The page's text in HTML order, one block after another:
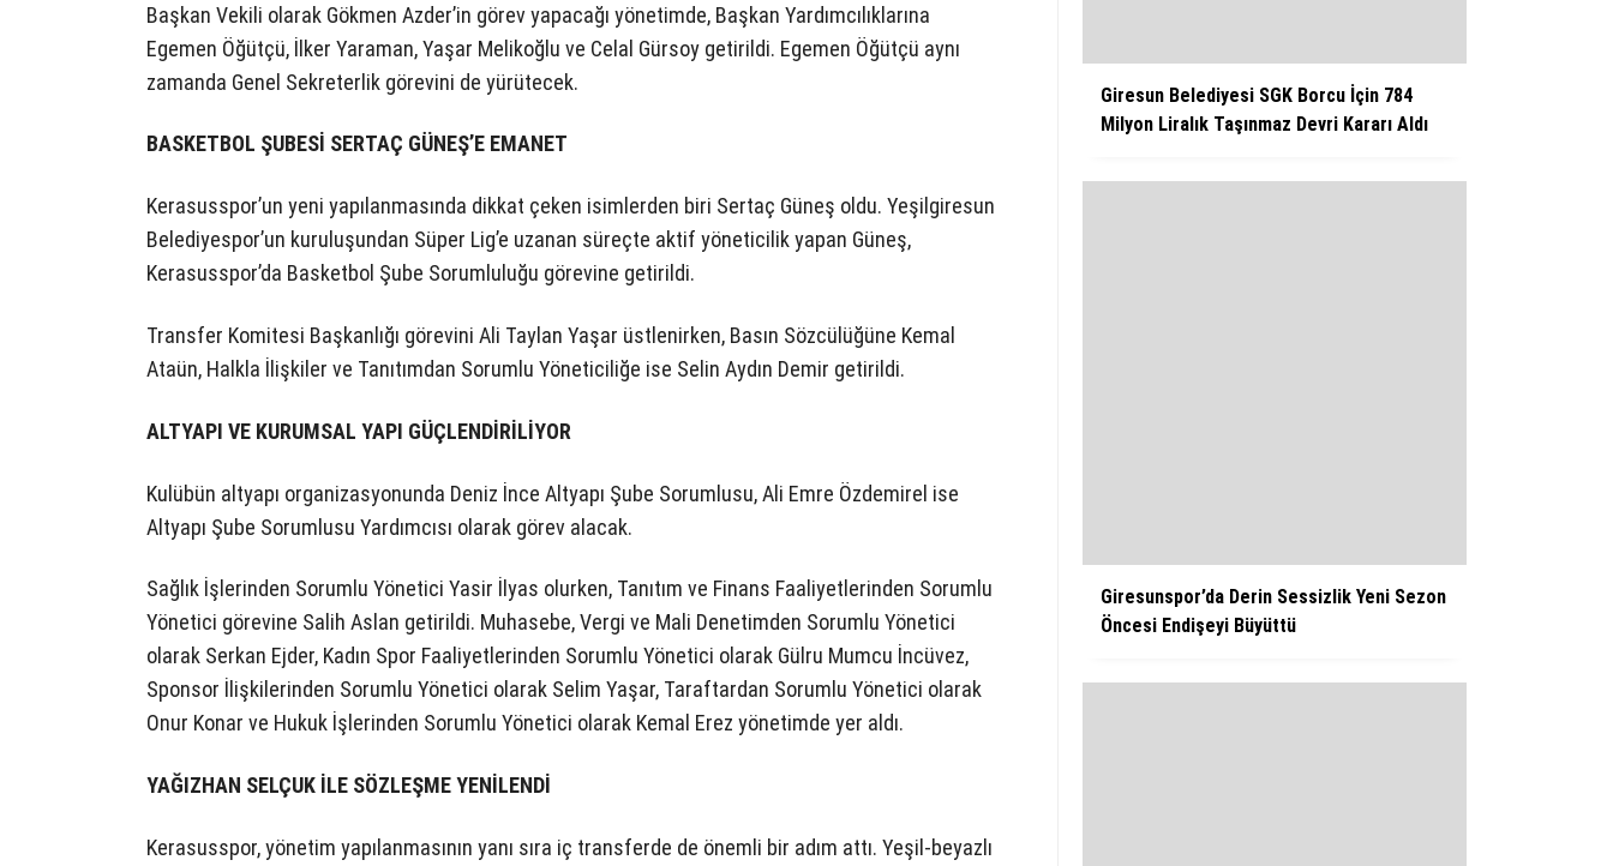
Başkan Vekili olarak Gökmen Azder’in görev yapacağı yönetimde, Başkan Yardımcılıklarına
Egemen Öğütçü, İlker Yaraman, Yaşar Melikoğlu ve Celal Gürsoy getirildi. Egemen Öğütçü aynı
zamanda Genel Sekreterlik görevini de yürütecek.
BASKETBOL ŞUBESİ SERTAÇ GÜNEŞ’E EMANET
Kerasusspor’un yeni yapılanmasında dikkat çeken isimlerden biri Sertaç Güneş oldu. Yeşilgiresun
Belediyespor’un kuruluşundan Süper Lig’e uzanan süreçte aktif yöneticilik yapan Güneş,
Kerasusspor’da Basketbol Şube Sorumluluğu görevine getirildi.
Transfer Komitesi Başkanlığı görevini Ali Taylan Yaşar üstlenirken, Basın Sözcülüğüne Kemal
Ataün, Halkla İlişkiler ve Tanıtımdan Sorumlu Yöneticiliğe ise Selin Aydın Demir getirildi.
ALTYAPI VE KURUMSAL YAPI GÜÇLENDİRİLİYOR
Kulübün altyapı organizasyonunda Deniz İnce Altyapı Şube Sorumlusu, Ali Emre Özdemirel ise
Altyapı Şube Sorumlusu Yardımcısı olarak görev alacak.
Sağlık İşlerinden Sorumlu Yönetici Yasir İlyas olurken, Tanıtım ve Finans Faaliyetlerinden Sorumlu
Yönetici görevine Salih Aslan getirildi. Muhasebe, Vergi ve Mali Denetimden Sorumlu Yönetici
olarak Serkan Ejder, Kadın Spor Faaliyetlerinden Sorumlu Yönetici olarak Gülru Mumcu İncüvez,
Sponsor İlişkilerinden Sorumlu Yönetici olarak Selim Yaşar, Taraftardan Sorumlu Yönetici olarak
Onur Konar ve Hukuk İşlerinden Sorumlu Yönetici olarak Kemal Erez yönetimde yer aldı.
YAĞIZHAN SELÇUK İLE SÖZLEŞME YENİLENDİ
Kerasusspor, yönetim yapılanmasının yanı sıra iç transferde de önemli bir adım attı. Yeşil-beyazlı
Giresun Belediyesi SGK Borcu İçin 784
Milyon Liralık Taşınmaz Devri Kararı Aldı
Giresunspor’da Derin Sessizlik Yeni Sezon
Öncesi Endişeyi Büyüttü